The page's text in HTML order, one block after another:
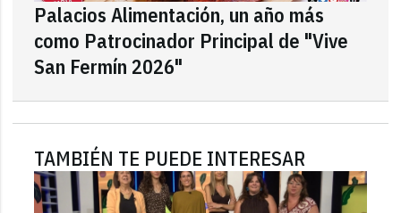
Palacios Alimentación, un año más
como Patrocinador Principal de "Vive
San Fermín 2026"
TAMBIÉN TE PUEDE INTERESAR